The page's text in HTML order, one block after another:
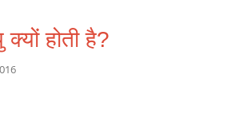
होती है?